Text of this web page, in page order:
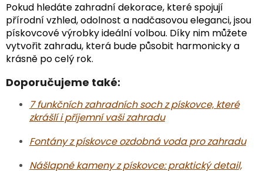
Pokud hledáte zahradní dekorace, které spojují
přírodní vzhled, odolnost a nadčasovou eleganci, jsou
pískovcové výrobky ideální volbou. Díky nim můžete
vytvořit zahradu, která bude působit harmonicky a
krásně po celý rok.
Doporučujeme také:
7 funkčních zahradních soch z pískovce, které
zkrášlí i příjemní vaši zahradu
Fontány z pískovce ozdobná voda pro zahradu
Nášlapné kameny z pískovce: praktický detail,